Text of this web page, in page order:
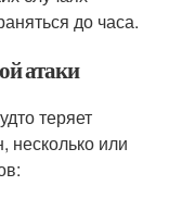
до часа.
атаки
теряет
несколько или